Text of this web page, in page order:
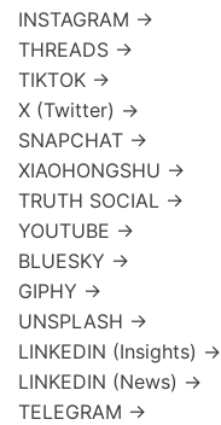
INSTAGRAM →
THREADS →
TIKTOK →
X (Twitter) →
SNAPCHAT →
XIAOHONGSHU →
TRUTH SOCIAL →
YOUTUBE →
BLUESKY →
GIPHY →
UNSPLASH →
LINKEDIN (Insights) →
LINKEDIN (News) →
TELEGRAM →